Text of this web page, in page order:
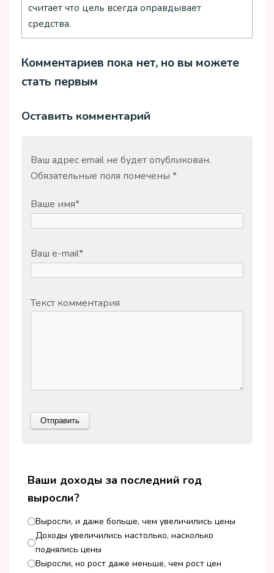
считает что цель всегда оправдывает
средства.
Комментариев пока нет, но вы можете
стать первым
Оставить комментарий
Ваш адрес email не будет опубликован.
Обязательные поля помечены *
Ваше имя*
Ваш e-mail*
Текст комментария
Ваши доходы за последний год
выросли?
Выросли, и даже больше, чем увеличились цены
Доходы увеличились настолько, насколько
поднялись цены
Выросли, но рост даже меньше, чем рост цен